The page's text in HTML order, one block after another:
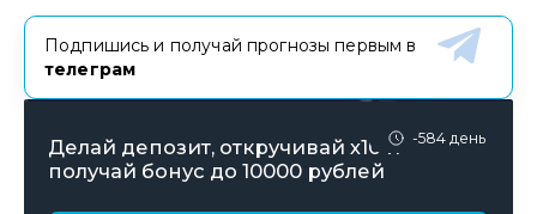
Подпишись и получай прогнозы первым в
телеграм
-584 день
Делай депозит, откручивай х10 и
получай бонус до 10000 рублей